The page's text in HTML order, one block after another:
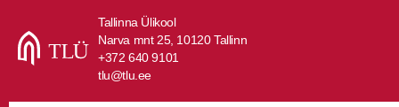
Tallinna Ülikool
Narva mnt 25, 10120 Tallinn
+372 640 9101
tlu@tlu.ee